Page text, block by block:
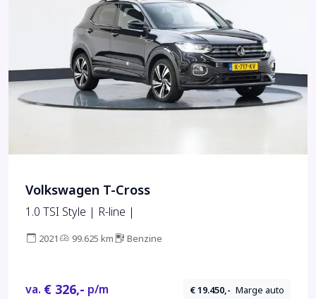
Volkswagen T-Cross
1.0 TSI Style | R-line |
2021 99.625 km Benzine
va. € 326,- p/m € 19.450,- Marge auto